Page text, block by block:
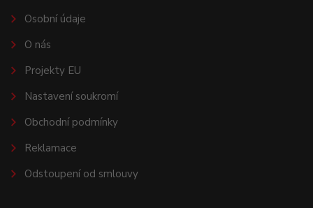
Osobní údaje
O nás
Projekty EU
Nastavení soukromí
Obchodní podmínky
Reklamace
Odstoupení od smlouvy